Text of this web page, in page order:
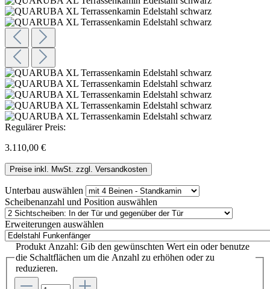
Regulärer Preis:
3.110,00 €
Preise inkl. MwSt. zzgl. Versandkosten
Unterbau auswählen
Scheibenanzahl und Position auswählen
Erweiterungen auswählen
Produkt Anzahl: Gib den gewünschten Wert ein oder benutze
die Schaltflächen um die Anzahl zu erhöhen oder zu
reduzieren.